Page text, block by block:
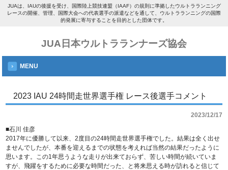
JUAは、IAUの後援を受け、国際陸上競技連盟（IAAF）の規則に準拠したウルトラランニング
レースの開催、管理、国際大会への代表選手の派遣などを通して、ウルトラランニングの国際
的発展に寄与することを目的とした団体です。
JUA日本ウルトラランナーズ協会
MENU
2023 IAU 24時間走世界選手権 レース後選手コメント
2023/12/17
■石川 佳彦
2017年に優勝して以来、2度目の24時間走世界選手権でした。結果は全く出せ
ませんでしたが、本番を迎えるまでの状態を考えれば当然の結果だったように
思います。この1年思うような走りが出来ておらず、苦しい時間が続いていま
すが、飛躍をするために必要な時間だった、と将来思える時が訪れると信じて